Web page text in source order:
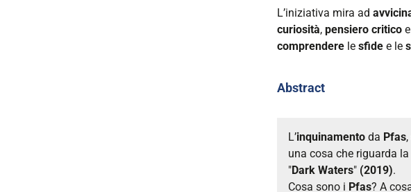
"Dark
Waters"
Dipartimento
Scienze
Agrarie
2026-
L’iniziativa mira ad
curiosità, pensiero critico e
comprendere le sfide e le
Abstract
L’inquinamento da Pfas
una cosa che riguarda
"Dark Waters" (2019).
Cosa sono i Pfas? A